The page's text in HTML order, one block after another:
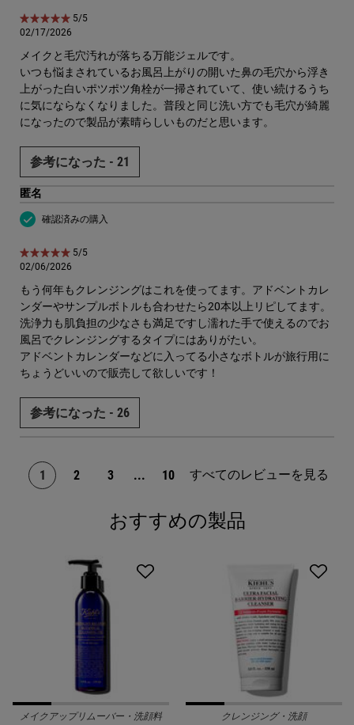
5星中5。
5/5
02/17/2026
メイクと毛穴汚れが落ちる万能ジェルです。
いつも悩まされているお風呂上がりの開いた鼻の毛穴から浮き
上がった白いポツポツ角栓が一掃されていて、使い続けるうち
に気にならなくなりました。普段と同じ洗い方でも毛穴が綺麗
になったので製品が素晴らしいものだと思います。
参考になった - 21
匿名
確認済みの購入
5星中5。
5/5
02/06/2026
もう何年もクレンジングはこれを使ってます。アドベントカレ
ンダーやサンプルボトルも合わせたら20本以上リピしてます。
洗浄力も肌負担の少なさも満足ですし濡れた手で使えるのでお
風呂でクレンジングするタイプにはありがたい。
アドベントカレンダーなどに入ってる小さなボトルが旅行用に
ちょうどいいので販売して欲しいです！
参考になった - 26
ページ 1/10。 現在のページ
1 2 3 ... 10 すべてのレビューを見る
おすすめの製品
メイクアップリムーバー・洗顔料 クレンジング・洗顔